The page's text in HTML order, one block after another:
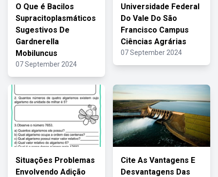
O Que é Bacilos
Supracitoplasmáticos
Sugestivos De
Gardnerella
Mobiluncus
07 September 2024
Universidade Federal
Do Vale Do São
Francisco Campus
Ciências Agrárias
07 September 2024
Situações Problemas
Envolvendo Adição
Cite As Vantagens E
Desvantagens Das